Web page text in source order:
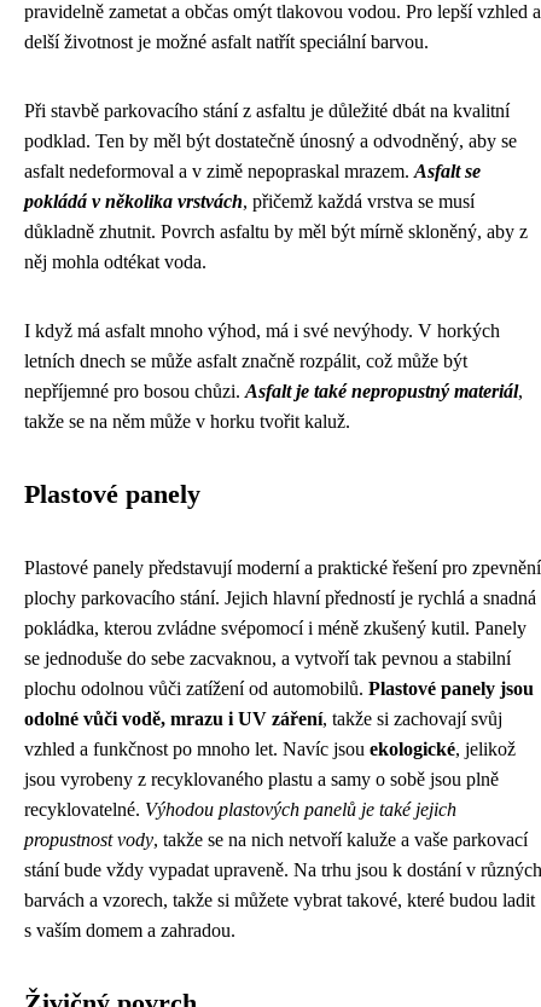
pravidelně zametat a občas omýt tlakovou vodou. Pro lepší vzhled a
delší životnost je možné asfalt natřít speciální barvou.
Při stavbě parkovacího stání z asfaltu je důležité dbát na kvalitní
podklad. Ten by měl být dostatečně únosný a odvodněný, aby se
asfalt nedeformoval a v zimě nepopraskal mrazem. Asfalt se
pokládá v několika vrstvách, přičemž každá vrstva se musí
důkladně zhutnit. Povrch asfaltu by měl být mírně skloněný, aby z
něj mohla odtékat voda.
I když má asfalt mnoho výhod, má i své nevýhody. V horkých
letních dnech se může asfalt značně rozpálit, což může být
nepříjemné pro bosou chůzi. Asfalt je také nepropustný materiál,
takže se na něm může v horku tvořit kaluž.
Plastové panely
Plastové panely představují moderní a praktické řešení pro zpevnění
plochy parkovacího stání. Jejich hlavní předností je rychlá a snadná
pokládka, kterou zvládne svépomocí i méně zkušený kutil. Panely
se jednoduše do sebe zacvaknou, a vytvoří tak pevnou a stabilní
plochu odolnou vůči zatížení od automobilů. Plastové panely jsou
odolné vůči vodě, mrazu i UV záření, takže si zachovají svůj
vzhled a funkčnost po mnoho let. Navíc jsou ekologické, jelikož
jsou vyrobeny z recyklovaného plastu a samy o sobě jsou plně
recyklovatelné. Výhodou plastových panelů je také jejich
propustnost vody, takže se na nich netvoří kaluže a vaše parkovací
stání bude vždy vypadat upraveně. Na trhu jsou k dostání v různých
barvách a vzorech, takže si můžete vybrat takové, které budou ladit
s vaším domem a zahradou.